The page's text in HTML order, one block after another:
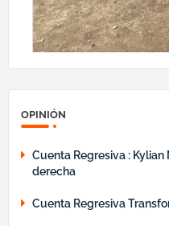
OPINIÓN
Cuenta Regresiva :
derecha
Cuenta Regresiva